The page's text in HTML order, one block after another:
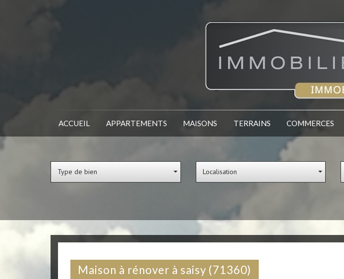
ACCUEIL APPARTEMENTS MAISONS TERRAINS COMMERCES
Type de bien Localisation
maison à rénover à saisy (71360)